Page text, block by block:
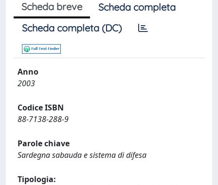
Scheda breve
Scheda completa
Scheda completa (DC)
Anno
2003
Codice ISBN
88-7138-288-9
Parole chiave
Sardegna sabauda e sistema di difesa
Tipologia: